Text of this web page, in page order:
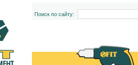
Поиск по сайту: